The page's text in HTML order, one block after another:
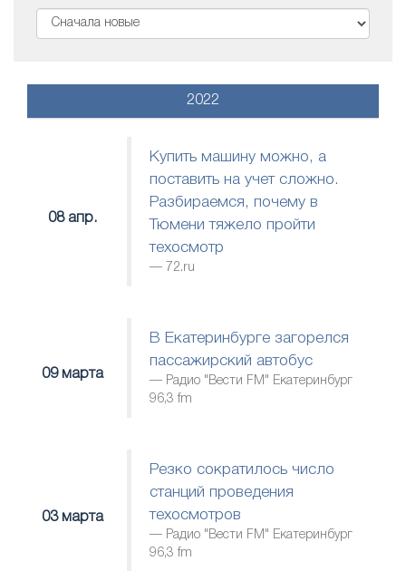
2022
08 апр.
Купить машину можно, а
поставить на учет сложно.
Разбираемся, почему в
Тюмени тяжело пройти
техосмотр
72.ru
09 марта
В Екатеринбурге загорелся
пассажирский автобус
Радио "Вести FM" Екатеринбург
96,3 fm
03 марта
Резко сократилось число
станций проведения
техосмотров
Радио "Вести FM" Екатеринбург
96,3 fm